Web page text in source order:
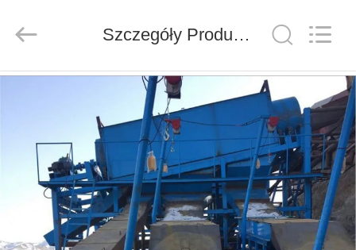
DOM
PRODUKTY
Ltd..
Szczegóły Produktu